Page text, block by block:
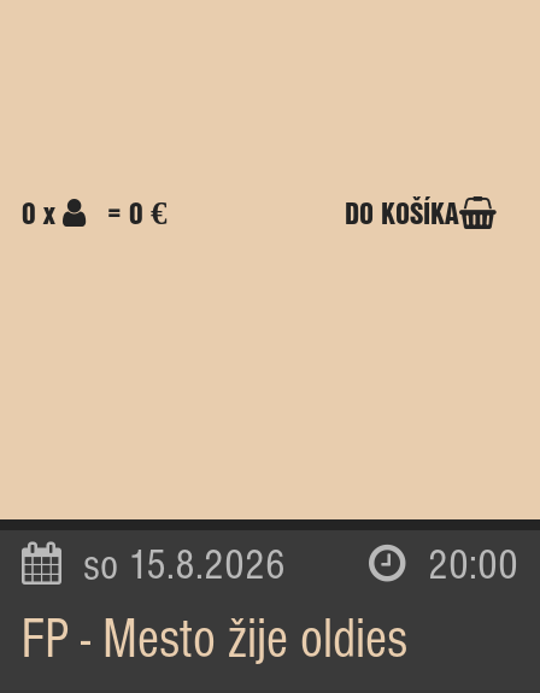
0 x = 0 € DO KOŠÍKA
so 15.8.2026 20:00
FP - Mesto žije oldies